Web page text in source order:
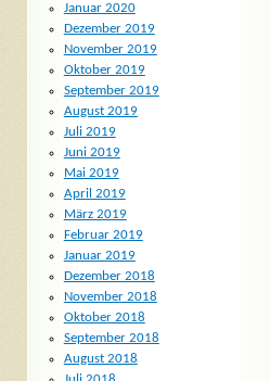
Januar 2020
Dezember 2019
November 2019
Oktober 2019
September 2019
August 2019
Juli 2019
Juni 2019
Mai 2019
April 2019
März 2019
Februar 2019
Januar 2019
Dezember 2018
November 2018
Oktober 2018
September 2018
August 2018